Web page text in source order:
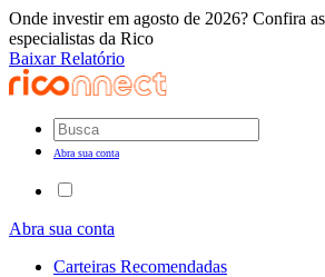
Onde investir em agosto de 2026? Confira
especialistas da Rico
Baixar Relatório
Abra sua conta
Abra sua conta
Carteiras Recomendadas